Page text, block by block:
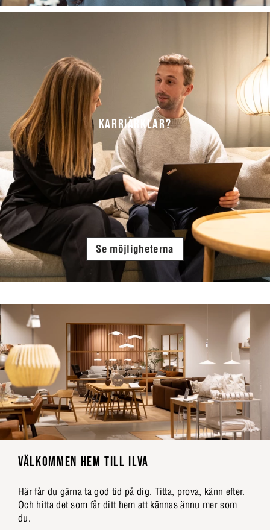
KARRIÄRKLAR?
Se möjligheterna
VÄLKOMMEN HEM TILL ILVA
Här får du gärna ta god tid på dig. Titta, prova, känn efter.
Och hitta det som får ditt hem att kännas ännu mer som
du.